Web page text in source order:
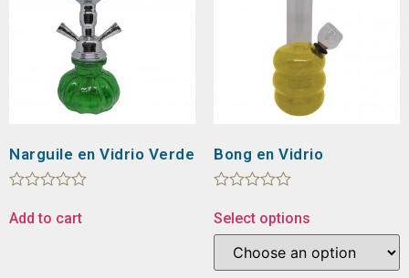
Narguile en Vidrio Verde
0
Add to cart
Bong en Vidrio
0
Select options